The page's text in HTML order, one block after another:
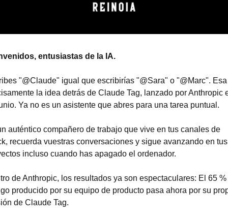
entusiastas de la IA.
"@Claude" igual que escribirías "@Sara" o "@Marc".
la idea detrás de Claude Tag, lanzado por Anthropic
Ya no es un asistente que abres para una tarea puntual.
auténtico compañero de trabajo que vive en tus canales de
recuerda vuestras conversaciones y sigue avanzando en tus
incluso cuando has apagado el ordenador.
de Anthropic, los resultados ya son espectaculares: El 65
producido por su equipo de producto pasa ahora por su
de Claude Tag.